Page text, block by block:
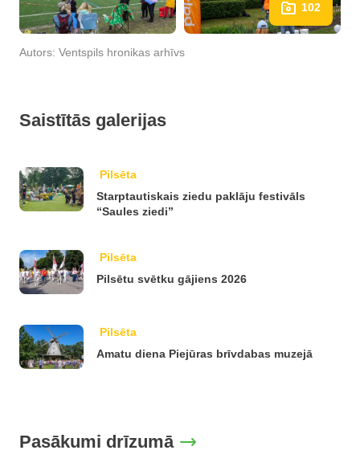
102
Autors: Ventspils hronikas arhīvs
Saistītās galerijas
Pilsēta
Starptautiskais ziedu paklāju festivāls
“Saules ziedi”
Pilsēta
Pilsētu svētku gājiens 2026
Pilsēta
Amatu diena Piejūras brīvdabas muzejā
Pasākumi drīzumā